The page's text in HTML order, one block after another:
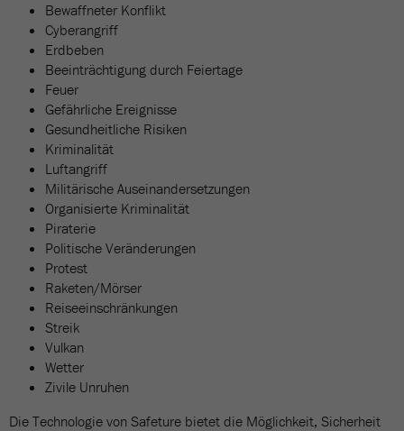
Bewaffneter Konflikt
Cyberangriff
Erdbeben
Beeinträchtigung durch Feiertage
Feuer
Gefährliche Ereignisse
Gesundheitliche Risiken
Kriminalität
Luftangriff
Militärische Auseinandersetzungen
Organisierte Kriminalität
Piraterie
Politische Veränderungen
Protest
Raketen/Mörser
Reiseeinschränkungen
Streik
Vulkan
Wetter
Zivile Unruhen
Die Technologie von Safeture bietet die Möglichkeit, Sicherheit